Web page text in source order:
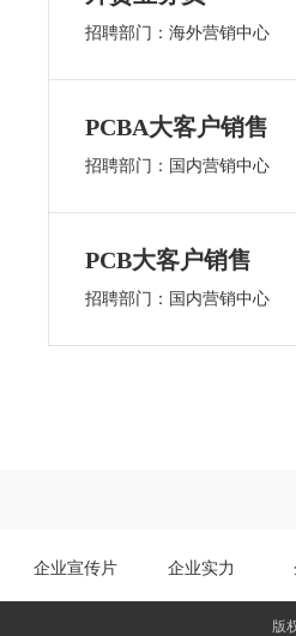
招聘部门：海外营销中心
PCBA大客户销售
招聘部门：国内营销中心
PCB大客户销售
招聘部门：国内营销中心
企业宣传片 企业实力
版